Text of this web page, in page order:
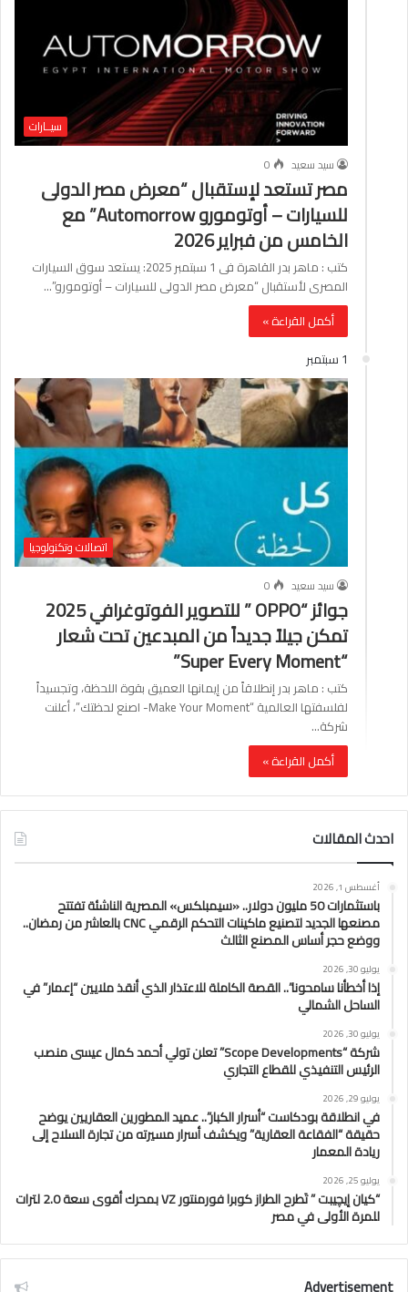
سيــارات
سيد سعيد
0
مصر تستعد لإستقبال “معرض مصر الدولى
للسيارات – أوتومورو Automorrow” مع
الخامس من فبراير 2026
كتب : ماهر بدر القاهرة فى 1 سبتمبر 2025: يستعد سوق السيارات
المصرى لأستقبال “معرض مصر الدولى للسيارات – أوتومورو”…
أكمل القراءة »
1 سبتمبر
اتصالات وتكنولوجيا
سيد سعيد
0
جوائز “OPPO ” للتصوير الفوتوغرافي 2025
تمكن جيلاً جديداً من المبدعين تحت شعار
“Super Every Moment”
كتب : ماهر بدر إنطلاقاً من إيمانها العميق بقوة اللحظة، وتجسيداً
لفلسفتها العالمية “Make Your Moment- اصنع لحظتك”، أعلنت
شركة…
أكمل القراءة »
احدث المقالات
أغسطس 1, 2026
باستثمارات 50 مليون دولار.. «سيمبلكس» المصرية الناشئة تفتتح
مصنعها الجديد لتصنيع ماكينات التحكم الرقمي CNC بالعاشر من رمضان..
ووضع حجر أساس المصنع الثالث
يوليو 30, 2026
إذا أخطأنا سامحونا”.. القصة الكاملة للاعتذار الذي أنقذ ملايين “إعمار” في
الساحل الشمالي
يوليو 30, 2026
شركة “Scope Developments” تعلن تولي أحمد كمال عيسى منصب
الرئيس التنفيذي للقطاع التجاري
يوليو 29, 2026
في انطلاقة بودكاست “أسرار الكبار”.. عميد المطورين العقاريين يوضح
حقيقة “الفقاعة العقارية” ويكشف أسرار مسيرته من تجارة السلاح إلى
ريادة المعمار
يوليو 25, 2026
“كيان إيچيبت ” تَطرح الطراز كوبرا فورمنتور VZ بمحرك أقوى سعة 2.0 لترات
للمرة الأولى في مصر